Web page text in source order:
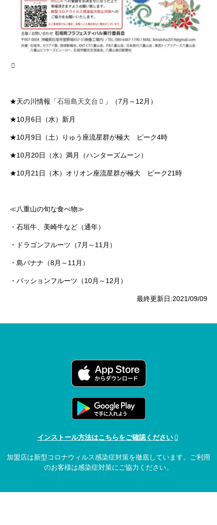
★天の川情報「石垣島天文台 」（7月～12月）
★10月6日（水）新月
★10月9日（土）りゅう座流星群が極大 ピーク4時
★10月20日（水）満月（ハンターズムーン）
★10月21日（木）オリオン座流星群が極大 ピーク21時
≪八重山の旬な食べ物≫
・石垣牛、美崎牛など（通年）
・ドラゴンフルーツ（7月～11月）
・島バナナ（8月～11月）
・パッションフルーツ（10月～12月）
最終更新日:2021/09/09
インストール方法はこちらをご確認ください
加盟店は新型コロナウィルス感染症対策を徹底しています。ご利用
のお客様は感染症対策にご協力ください。